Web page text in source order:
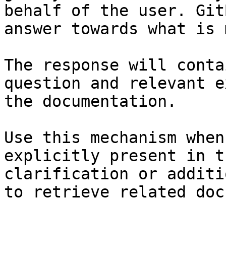
behalf of the user.
answer towards what
The response will
question and relevant
the documentation.
Use this mechanism
explicitly present in
clarification or